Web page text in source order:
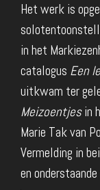
Het werk is
in het
catalogus Een
uitkwam ter
Meizoentjesin
Marie Tak van
Vermelding in
en